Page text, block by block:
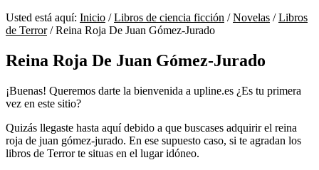
Usted está aquí: Inicio / Libros de ciencia ficción / Novelas / Libros
de Terror /Reina Roja De Juan Gómez-Jurado
Reina Roja De Juan Gómez-Jurado
¡Buenas! Queremos darte la bienvenida a upline.es ¿Es tu primera
vez en este sitio?
Quizás llegaste hasta aquí debido a que buscases adquirir el reina
roja de juan gómez-jurado. En ese supuesto caso, si te agradan los
libros de Terror te situas en el lugar idóneo.